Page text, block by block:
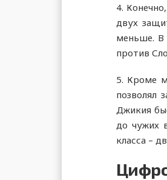
4.
двух
меньше. В
против
5. Кроме
позволял
Джикия
до чужих
класса –